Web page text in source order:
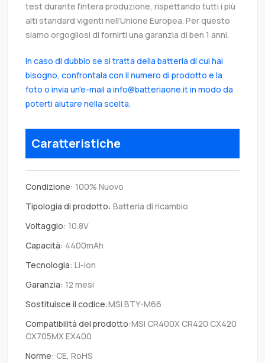
test durante l’intera produzione, rispettando tutti i più
alti standard vigenti nell’Unione Europea. Per questo
siamo orgogliosi di fornirti una garanzia di ben 1 anni.
In caso di dubbio se si tratta della batteria di cui hai
bisogno, confrontala con il numero di prodotto e la
foto o invia un'e-mail a info@batteriaone.it in modo da
poterti aiutare nella scelta.
Caratteristiche
Condizione: 100% Nuovo
Tipologia di prodotto: Batteria di ricambio
Voltaggio: 10.8V
Capacità: 4400mAh
Tecnologia: Li-ion
Garanzia: 12 mesi
Sostituisce il codice:MSI BTY-M66
Compatibilità del prodotto:MSI CR400X CR420 CX420
CX705MX EX400
Norme: CE, RoHS